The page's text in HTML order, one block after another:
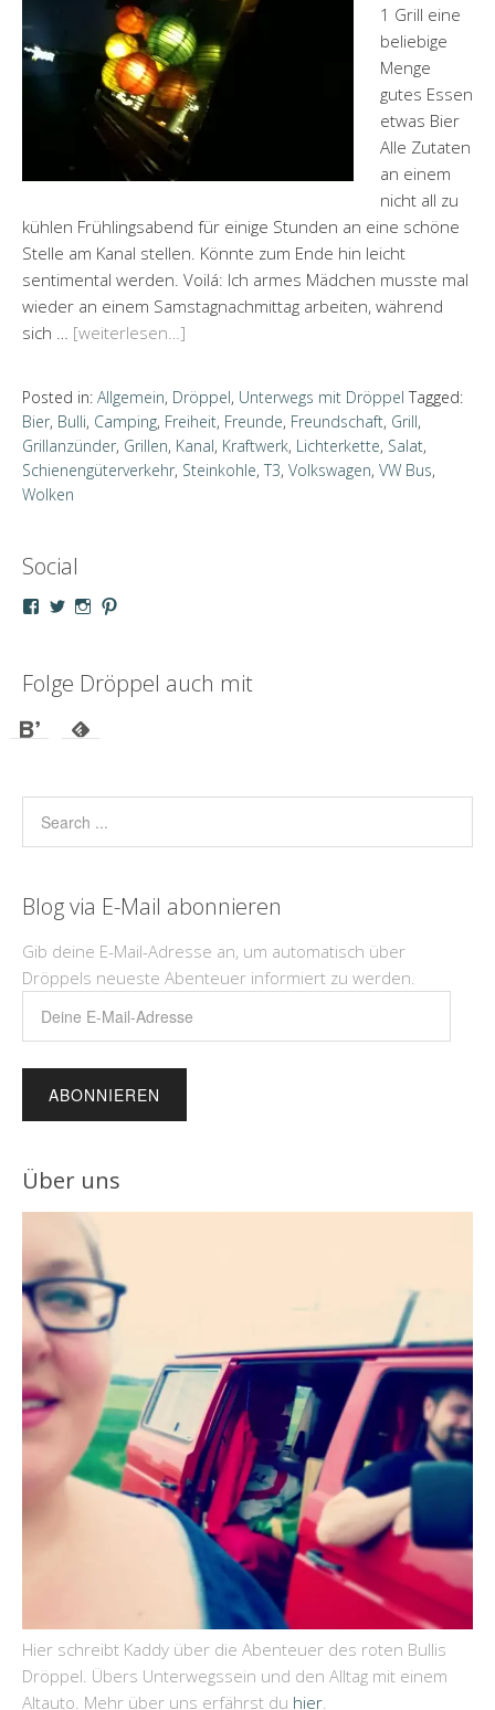
1 Grill eine
beliebige
Menge
gutes Essen
etwas Bier
Alle Zutaten
an einem
nicht all zu
kühlen Frühlingsabend für einige Stunden an eine schöne
Stelle am Kanal stellen. Könnte zum Ende hin leicht
sentimental werden. Voilá: Ich armes Mädchen musste mal
wieder an einem Samstagnachmittag arbeiten, während
sich … [weiterlesen…]
Posted in: Allgemein, Dröppel, Unterwegs mit Dröppel Tagged:
Bier, Bulli, Camping, Freiheit, Freunde, Freundschaft, Grill,
Grillanzünder, Grillen, Kanal, Kraftwerk, Lichterkette, Salat,
Schienengüterverkehr, Steinkohle, T3, Volkswagen, VW Bus,
Wolken
Social
Profil
Facebook
anzeigen
Profil
Twitter
anzeigen
Profil
Instagram
anzeigen
Profil
Pinterest
anzeigen
Folge Dröppel auch mit
Blog via E-Mail abonnieren
Gib deine E-Mail-Adresse an, um automatisch über
Dröppels neueste Abenteuer informiert zu werden.
Adresse
Über uns
Hier schreibt Kaddy über die Abenteuer des roten Bullis
Dröppel. Übers Unterwegssein und den Alltag mit einem
Altauto. Mehr über uns erfährst du hier